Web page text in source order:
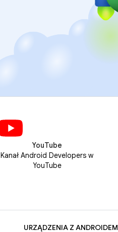
YouTube
Kanał Android Developers w
YouTube
URZĄDZENIA Z ANDROIDEM